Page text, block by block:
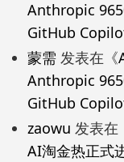
Anthropic
GitHub
蒙需发表在《
Anthropic
GitHub
zaowu 发表在
AI淘金热正式